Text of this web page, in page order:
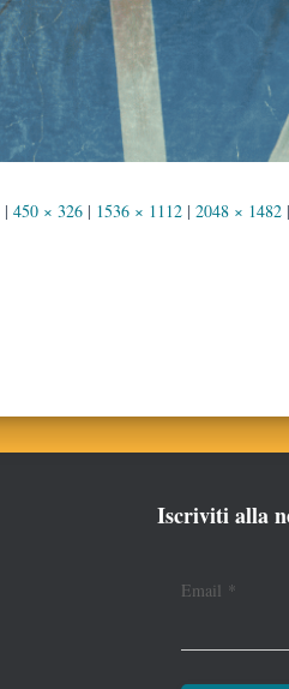
| 450 × 326 | 1536 × 1112 | 2048 × 1482 |
Iscriviti alla
Email *